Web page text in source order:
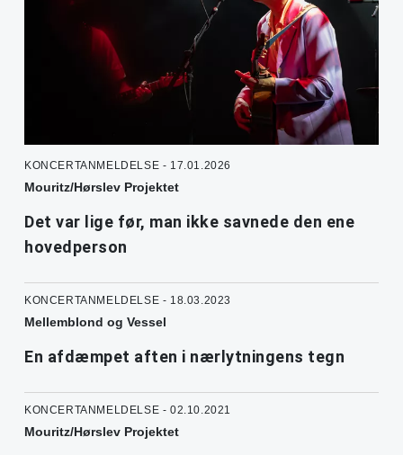
KONCERTANMELDELSE - 17.01.2026
Mouritz/Hørslev Projektet
Det var lige før, man ikke savnede den ene
hovedperson
KONCERTANMELDELSE - 18.03.2023
Mellemblond og Vessel
En afdæmpet aften i nærlytningens tegn
KONCERTANMELDELSE - 02.10.2021
Mouritz/Hørslev Projektet